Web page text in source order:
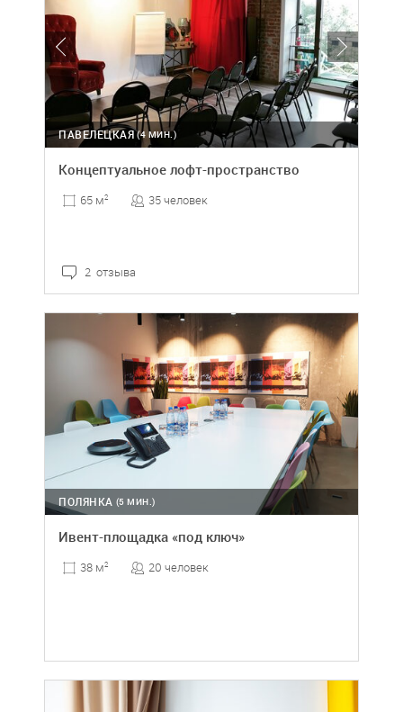
(4 МИН.)
ПАВЕЛЕЦКАЯ
Концептуальное лофт-пространство
65 м2 35 человек
2 отзыва
(5 МИН.)
ПОЛЯНКА
Ивент-площадка «под ключ»
38 м2 20 человек